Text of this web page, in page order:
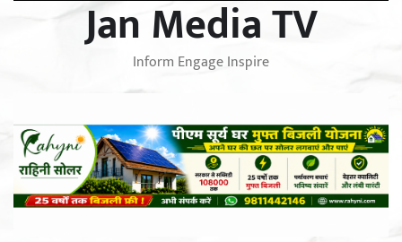
Jan Media TV
Inform Engage Inspire